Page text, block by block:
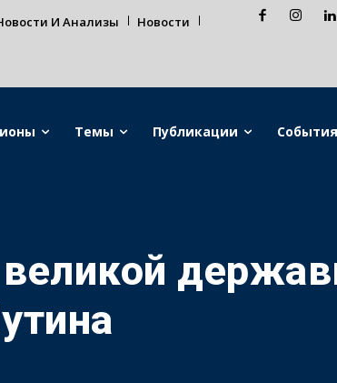
И Анализы Новости
Темы Публикации События
великой